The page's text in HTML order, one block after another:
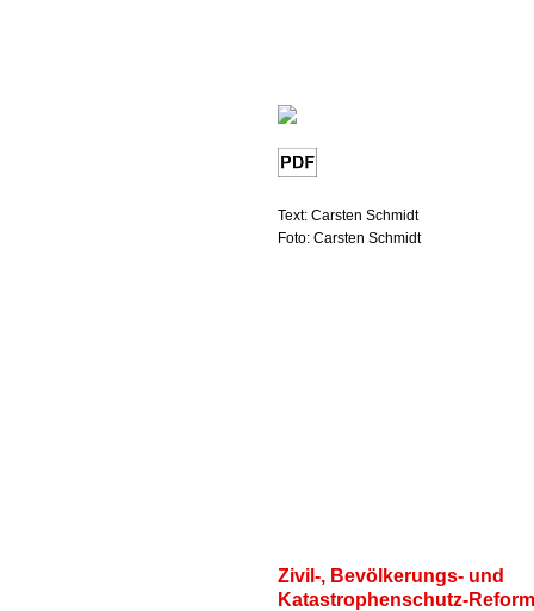
Text: Carsten Schmidt
Foto: Carsten Schmidt
Zivil-, Bevölkerungs- und
Katastrophenschutz-